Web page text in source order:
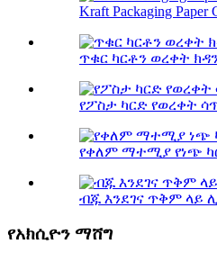
Kraft Packaging
ጥቁር ካርቶን ወረቀት
የፖስታ ካርድ የወረቀት
የቀለም ማተሚያ የነጭ
ብጁ እንደገና ጥቅም ላይ
የአክሲዮን ማሸግ